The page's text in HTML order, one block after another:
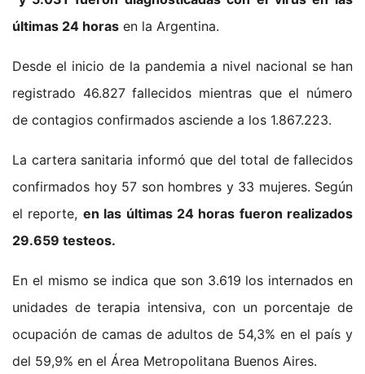
últimas 24 horas en la Argentina.
Desde el inicio de la pandemia a nivel nacional se han
registrado 46.827 fallecidos mientras que el número
de contagios confirmados asciende a los 1.867.223.
La cartera sanitaria informó que del total de fallecidos
confirmados hoy 57 son hombres y 33 mujeres. Según
el reporte, en las últimas 24 horas fueron realizados
29.659 testeos.
En el mismo se indica que son 3.619 los internados en
unidades de terapia intensiva, con un porcentaje de
ocupación de camas de adultos de 54,3% en el país y
del 59,9% en el Área Metropolitana Buenos Aires.